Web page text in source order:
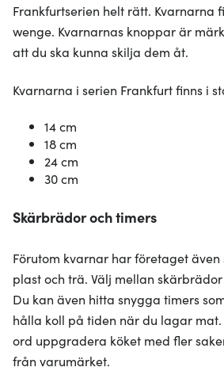
Frankfurtserien helt rätt. Kvarnarna
wenge. Kvarnarnas knoppar är
att du ska kunna skilja dem åt.
Kvarnarna i serien Frankfurt finns i
14 cm
18 cm
24 cm
30 cm
Skärbrädor och timers
Förutom kvarnar har företaget
plast och trä. Välj mellan
Du kan även hitta snygga timers
hålla koll på tiden när du lagar
ord uppgradera köket med fler
från varumärket.